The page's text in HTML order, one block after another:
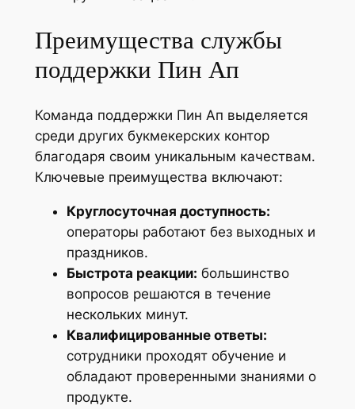
Преимущества службы
поддержки Пин Ап
Команда поддержки Пин Ап выделяется
среди других букмекерских контор
благодаря своим уникальным качествам.
Ключевые преимущества включают:
Круглосуточная доступность:
операторы работают без выходных и
праздников.
Быстрота реакции: большинство
вопросов решаются в течение
нескольких минут.
Квалифицированные ответы:
сотрудники проходят обучение и
обладают проверенными знаниями о
продукте.